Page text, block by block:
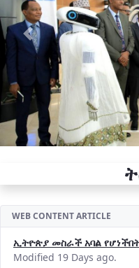
Previous
WEB CONTENT ARTICLE
ኢትዮጵያ መስራች አባል
Modified 19 Days ago.